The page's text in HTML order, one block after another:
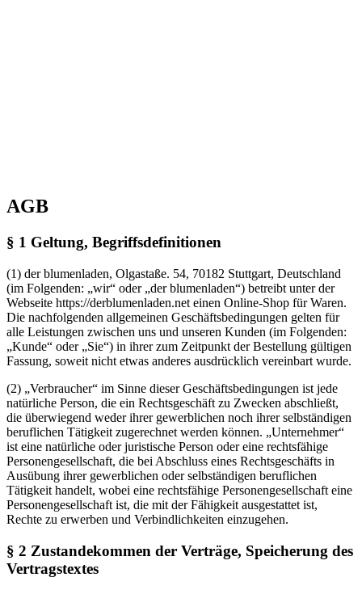
AGB
§ 1 Geltung, Begriffsdefinitionen
(1) der blumenladen, Olgastaße. 54, 70182 Stuttgart, Deutschland
(im Folgenden: „wir“ oder „der blumenladen“) betreibt unter der
Webseite https://derblumenladen.net einen Online-Shop für Waren.
Die nachfolgenden allgemeinen Geschäftsbedingungen gelten für
alle Leistungen zwischen uns und unseren Kunden (im Folgenden:
„Kunde“ oder „Sie“) in ihrer zum Zeitpunkt der Bestellung gültigen
Fassung, soweit nicht etwas anderes ausdrücklich vereinbart wurde.
(2) „Verbraucher“ im Sinne dieser Geschäftsbedingungen ist jede
natürliche Person, die ein Rechtsgeschäft zu Zwecken abschließt,
die überwiegend weder ihrer gewerblichen noch ihrer selbständigen
beruflichen Tätigkeit zugerechnet werden können. „Unternehmer“
ist eine natürliche oder juristische Person oder eine rechtsfähige
Personengesellschaft, die bei Abschluss eines Rechtsgeschäfts in
Ausübung ihrer gewerblichen oder selbständigen beruflichen
Tätigkeit handelt, wobei eine rechtsfähige Personengesellschaft eine
Personengesellschaft ist, die mit der Fähigkeit ausgestattet ist,
Rechte zu erwerben und Verbindlichkeiten einzugehen.
§ 2 Zustandekommen der Verträge, Speicherung des
Vertragstextes